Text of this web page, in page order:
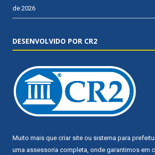
de 2026
DESENVOLVIDO POR CR2
Muito mais que criar site ou sistema para
uma assessoria completa, onde garantimos em